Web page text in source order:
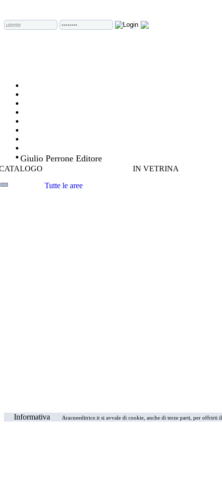
Giulio Perrone Editore
Tutte le aree
IN VETRINA
Informativa Aracneeditrice.it si avvale di cookie, anche di terze parti, per